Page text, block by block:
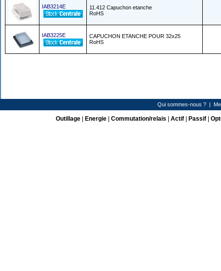
IAB3214E
11.412 Capuchon etanche
RoHS
IAB3225E
CAPUCHON ETANCHE POUR 32x25
RoHS
Qui sommes-nous ? |
Outillage| Energie| Commutation/relais Actif| Passif|